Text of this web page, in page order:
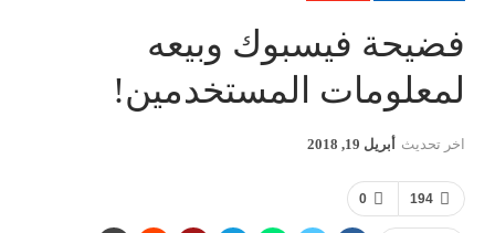
فضيحة فيسبوك وبيعه
لمعلومات المستخدمين!
اخر تحديث أبريل 19, 2018
0 194